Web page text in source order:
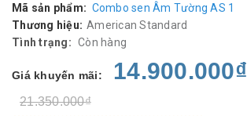
Mã sản phẩm: Combo sen Âm Tường AS 1
Thương hiệu: American Standard
Tình trạng: Còn hàng
Giá khuyến mãi: 14.900.000₫
21.350.000₫